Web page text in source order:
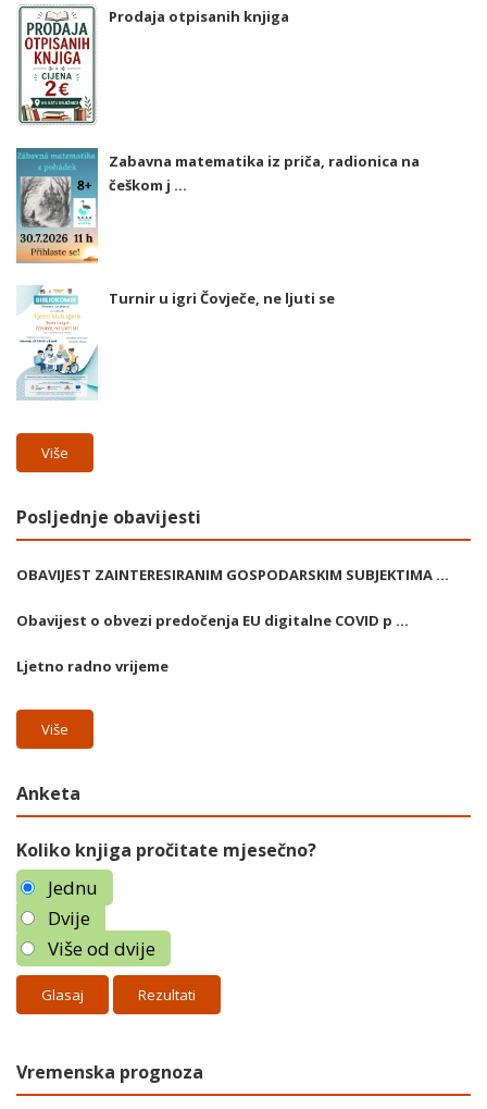
Prodaja otpisanih knjiga
Zabavna matematika iz priča, radionica na
češkom j ...
Turnir u igri Čovječe, ne ljuti se
Više
Posljednje obavijesti
OBAVIJEST ZAINTERESIRANIM GOSPODARSKIM SUBJEKTIMA ...
Obavijest o obvezi predočenja EU digitalne COVID p ...
Ljetno radno vrijeme
Više
Anketa
Koliko knjiga pročitate mjesečno?
Jednu
Dvije
Više od dvije
Rezultati
Vremenska prognoza